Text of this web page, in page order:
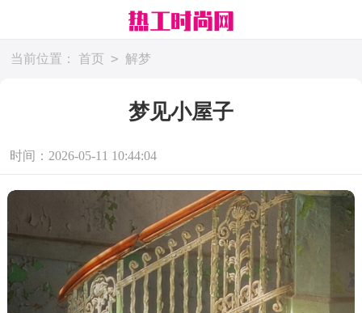
当前位置： 首页 > 解梦
梦见小屋子
时间：2026-05-11 10:44:04